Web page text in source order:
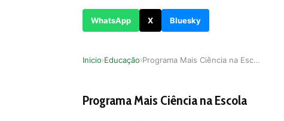
WhatsApp X Bluesky
Inicio›Educação› Programa Mais Ciência na Escola Investe R$ 100 …
Programa Mais Ciência na Escola